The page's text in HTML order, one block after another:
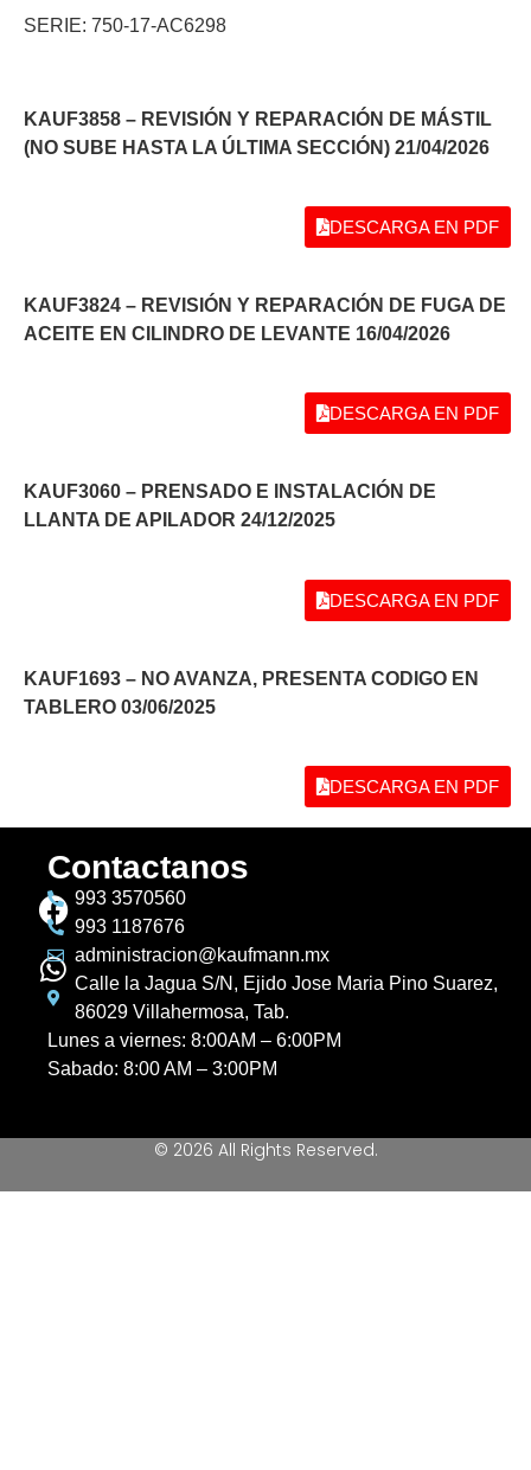
SERIE: 750-17-AC6298
KAUF3858 – REVISIÓN Y REPARACIÓN DE MÁSTIL
(NO SUBE HASTA LA ÚLTIMA SECCIÓN) 21/04/2026
DESCARGA EN PDF
KAUF3824 – REVISIÓN Y REPARACIÓN DE FUGA DE
ACEITE EN CILINDRO DE LEVANTE 16/04/2026
DESCARGA EN PDF
KAUF3060 – PRENSADO E INSTALACIÓN DE
LLANTA DE APILADOR 24/12/2025
DESCARGA EN PDF
KAUF1693 – NO AVANZA, PRESENTA CODIGO EN
TABLERO 03/06/2025
DESCARGA EN PDF
Contactanos
993 3570560
993 1187676
administracion@kaufmann.mx
Calle la Jagua S/N, Ejido Jose Maria Pino Suarez,
86029 Villahermosa, Tab.
Lunes a viernes: 8:00AM – 6:00PM
Sabado: 8:00 AM – 3:00PM
© 2026 All Rights Reserved.